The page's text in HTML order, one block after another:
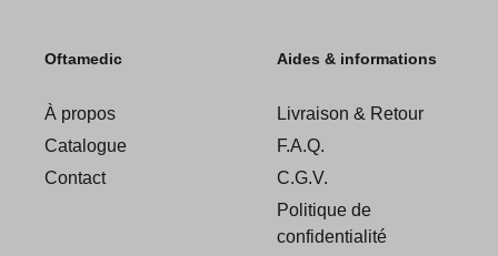
Oftamedic
À propos
Catalogue
Contact
Aides & informations
Livraison & Retour
F.A.Q.
C.G.V.
Politique de
confidentialité